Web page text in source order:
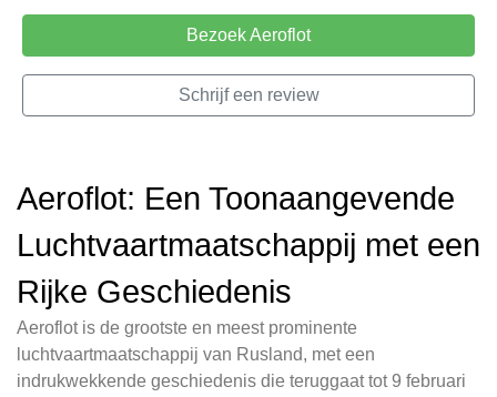
Bezoek Aeroflot
Schrijf een review
Aeroflot: Een Toonaangevende
Luchtvaartmaatschappij met een
Rijke Geschiedenis
Aeroflot is de grootste en meest prominente
luchtvaartmaatschappij van Rusland, met een
indrukwekkende geschiedenis die teruggaat tot 9 februari